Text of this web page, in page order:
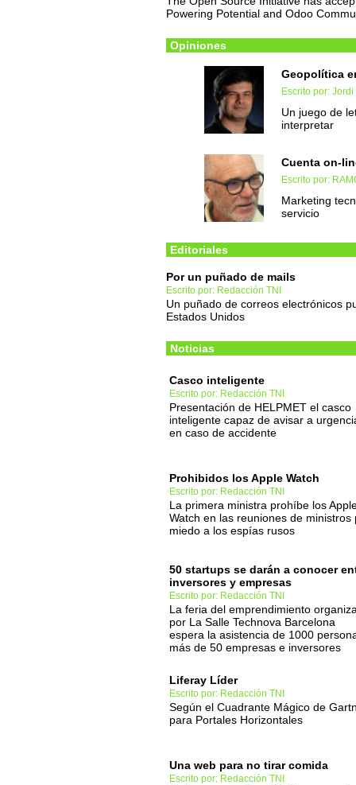
Powering Potential and Odoo
Opiniones
Geopolítica
Escrito por:
Un juego de
interpretar
Cuenta on-
Escrito por:
Marketing
servicio
Editoriales
Por un puñado de mails
Escrito por: Redacción TNI
Un puñado de correos electrónicos
Estados Unidos
Noticias
Casco inteligente
Escrito por: Redacción TNI
Presentación de HELPMET el casco
inteligente capaz de avisar a
en caso de accidente
Prohibidos los Apple Watch
Escrito por: Redacción TNI
La primera ministra prohíbe los
Watch en las reuniones de ministros
miedo a los espías rusos
50 startups se darán a conocer
inversores y empresas
Escrito por: Redacción TNI
La feria del emprendimiento
por La Salle Technova Barcelona
espera la asistencia de 1000
más de 50 empresas e inversores
Liferay Líder
Escrito por: Redacción TNI
Según el Cuadrante Mágico de
para Portales Horizontales
Una web para no tirar comida
Escrito por: Redacción TNI